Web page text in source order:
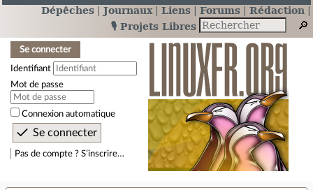
Dépêches Journaux Liens Forums
Rédaction
🎙️ Projets Libres
Se connecter
Identifiant
Mot de passe
Connexion automatique
Pas de compte ? S’inscrire…